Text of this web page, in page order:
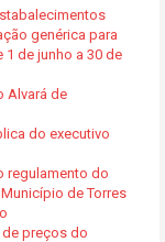
genérica para
de junho a 30 de
Alvará de
do executivo
regulamento do
de Torres
de preços do